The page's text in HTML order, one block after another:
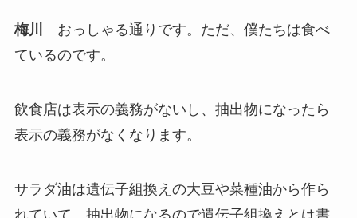
梅川
おっしゃる通りです。ただ、僕たちは食べ
ているのです。
飲食店は表示の義務がないし、抽出物になったら
表示の義務がなくなります。
サラダ油は遺伝子組換えの大豆や菜種油から作ら
れていて、抽出物になるので遺伝子組換えとは書